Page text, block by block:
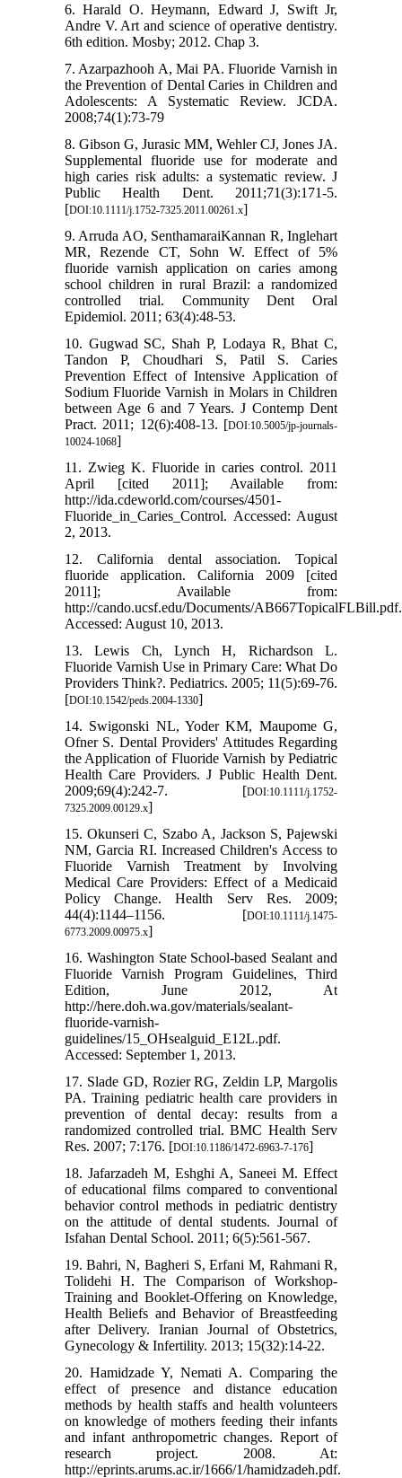
6. Harald O. Heymann, Edward J, Swift Jr,
Andre V. Art and science of operative dentistry.
6th edition. Mosby; 2012. Chap 3.
7. Azarpazhooh A, Mai PA. Fluoride Varnish in
the Prevention of Dental Caries in Children and
Adolescents: A Systematic Review. JCDA.
2008;74(1):73-79
8. Gibson G, Jurasic MM, Wehler CJ, Jones JA.
Supplemental fluoride use for moderate and
high caries risk adults: a systematic review. J
Public Health Dent. 2011;71(3):171-5.
[DOI:10.1111/j.1752-7325.2011.00261.x]
9. Arruda AO, SenthamaraiKannan R, Inglehart
MR, Rezende CT, Sohn W. Effect of 5%
fluoride varnish application on caries among
school children in rural Brazil: a randomized
controlled trial. Community Dent Oral
Epidemiol. 2011; 63(4):48-53.
10. Gugwad SC, Shah P, Lodaya R, Bhat C,
Tandon P, Choudhari S, Patil S. Caries
Prevention Effect of Intensive Application of
Sodium Fluoride Varnish in Molars in Children
between Age 6 and 7 Years. J Contemp Dent
Pract. 2011; 12(6):408-13. [DOI:10.5005/jp-journals-
10024-1068]
11. Zwieg K. Fluoride in caries control. 2011
April [cited 2011]; Available from:
http://ida.cdeworld.com/courses/4501-
Fluoride_in_Caries_Control. Accessed: August
2, 2013.
12. California dental association. Topical
fluoride application. California 2009 [cited
2011]; Available from:
http://cando.ucsf.edu/Documents/AB667TopicalFLBill.pdf.
Accessed: August 10, 2013.
13. Lewis Ch, Lynch H, Richardson L.
Fluoride Varnish Use in Primary Care: What Do
Providers Think?. Pediatrics. 2005; 11(5):69-76.
[DOI:10.1542/peds.2004-1330]
14. Swigonski NL, Yoder KM, Maupome G,
Ofner S. Dental Providers' Attitudes Regarding
the Application of Fluoride Varnish by Pediatric
Health Care Providers. J Public Health Dent.
2009;69(4):242-7. [DOI:10.1111/j.1752-
7325.2009.00129.x]
15. Okunseri C, Szabo A, Jackson S, Pajewski
NM, Garcia RI. Increased Children's Access to
Fluoride Varnish Treatment by Involving
Medical Care Providers: Effect of a Medicaid
Policy Change. Health Serv Res. 2009;
44(4):1144–1156. [DOI:10.1111/j.1475-
6773.2009.00975.x]
16. Washington State School-based Sealant and
Fluoride Varnish Program Guidelines, Third
Edition, June 2012, At
http://here.doh.wa.gov/materials/sealant-
fluoride-varnish-
guidelines/15_OHsealguid_E12L.pdf.
Accessed: September 1, 2013.
17. Slade GD, Rozier RG, Zeldin LP, Margolis
PA. Training pediatric health care providers in
prevention of dental decay: results from a
randomized controlled trial. BMC Health Serv
Res. 2007; 7:176. [DOI:10.1186/1472-6963-7-176]
18. Jafarzadeh M, Eshghi A, Saneei M. Effect
of educational films compared to conventional
behavior control methods in pediatric dentistry
on the attitude of dental students. Journal of
Isfahan Dental School. 2011; 6(5):561-567.
19. Bahri, N, Bagheri S, Erfani M, Rahmani R,
Tolidehi H. The Comparison of Workshop-
Training and Booklet-Offering on Knowledge,
Health Beliefs and Behavior of Breastfeeding
after Delivery. Iranian Journal of Obstetrics,
Gynecology & Infertility. 2013; 15(32):14-22.
20. Hamidzade Y, Nemati A. Comparing the
effect of presence and distance education
methods by health staffs and health volunteers
on knowledge of mothers feeding their infants
and infant anthropometric changes. Report of
research project. 2008. At:
http://eprints.arums.ac.ir/1666/1/hamidzadeh.pdf.